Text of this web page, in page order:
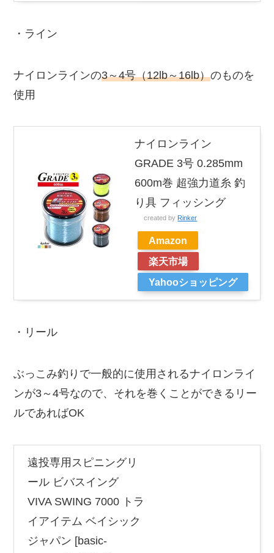
・ライン
ナイロンラインの3～4号（12lb～16lb）のものを
使用
ナイロンライン
GRADE 3号 0.285mm
600m巻 超強力道糸 釣
り具 フィッシング
created by Rinker
Amazon
楽天市場
Yahooショッピング
・リール
ぶっこみ釣りで一般的に使用されるナイロンライ
ンが3～4号なので、それを巻くことができるリー
ルであればOK
遠投専用スピニングリ
ール ビバスイング
VIVA SWING 7000 トラ
イアイテム ベイシック
ジャパン [basic-